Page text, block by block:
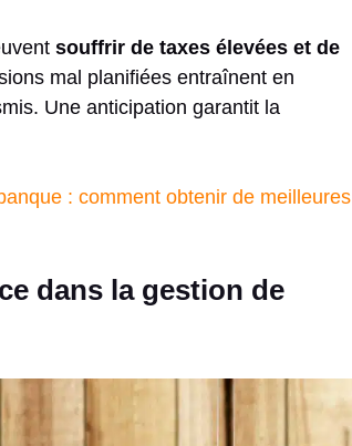
souffrir de taxes élevées et de
mal planifiées entraînent en
Une anticipation garantit la
: comment obtenir de meilleures
dans la gestion de